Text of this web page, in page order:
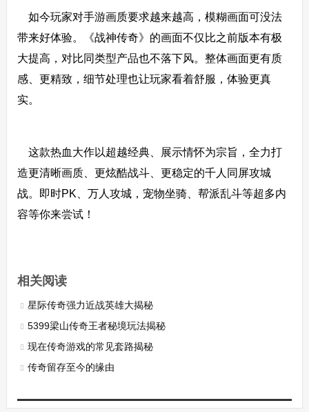
如今玩家对手游画质要求越来越高，模糊画面可没法
带来好体验。《战神传奇》的画面不仅比之前版本有极
大提高，对比同类型产品也不落下风。整体画面更有质
感、更精致，细节处理也让玩家看着舒服，体验更真
实。
这款热血大作以超越经典、展示情怀为宗旨，全力打
造更清晰画质、更炫酷战斗、更稳定的千人同屏攻城
战。即时PK、万人攻城，宠物坐骑、帮派乱斗等超多内
容等你来尝试！
相关阅读
星际传奇强力近战英雄大揭秘
5399梁山传奇王者秘境玩法揭秘
现在传奇游戏的常见套路揭秘
传奇留存至今的缘由